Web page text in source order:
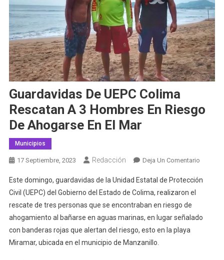
Guardavidas De UEPC Colima
Rescatan A 3 Hombres En Riesgo
De Ahogarse En El Mar
Municipios
17 Septiembre, 2023 Redacción Deja Un ComentarioEn
De
Este domingo, guardavidas de la Unidad Estatal de Protección
Civil (UEPC) del Gobierno del Estado de Colima, realizaron el
rescate de tres personas que se encontraban en riesgo de
ahogamiento al bañarse en aguas marinas, en lugar señalado
con banderas rojas que alertan del riesgo, esto en la playa
Miramar, ubicada en el municipio de Manzanillo.